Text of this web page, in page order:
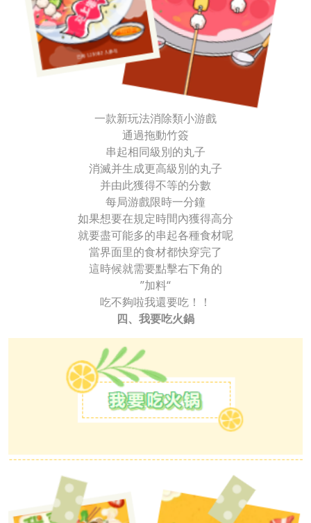
一款新玩法消除類小游戲
通過拖動竹簽
串起相同級別的丸子
消滅并生成更高級別的丸子
并由此獲得不等的分數
每局游戲限時一分鐘
如果想要在規定時間內獲得高分
就要盡可能多的串起各種食材呢
當界面里的食材都快穿完了
這時候就需要點擊右下角的
”加料“
吃不夠啦我還要吃！！
四、我要吃火鍋